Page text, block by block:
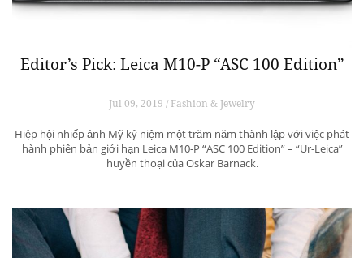
Aug 05, 2019 / DINING LIBRARY
Ở tuổi ngoài 40, khi mọi thứ đã đủ đầy, người phụ nữ ấy chia sẻ rằng